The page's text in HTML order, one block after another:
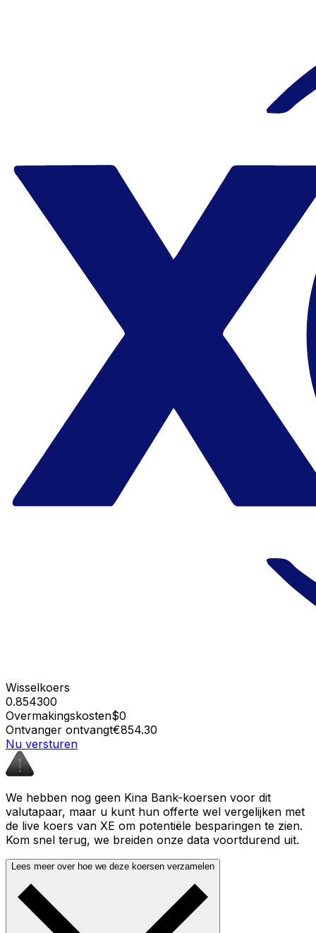
Wisselkoers
0.854300
Overmakingskosten$0
Ontvanger ontvangt€854.30
Nu versturen
We hebben nog geen Kina Bank-koersen voor dit
valutapaar, maar u kunt hun offerte wel vergelijken met
de live koers van XE om potentiële besparingen te zien.
Kom snel terug, we breiden onze data voortdurend uit.
Lees meer over hoe we deze koersen verzamelen